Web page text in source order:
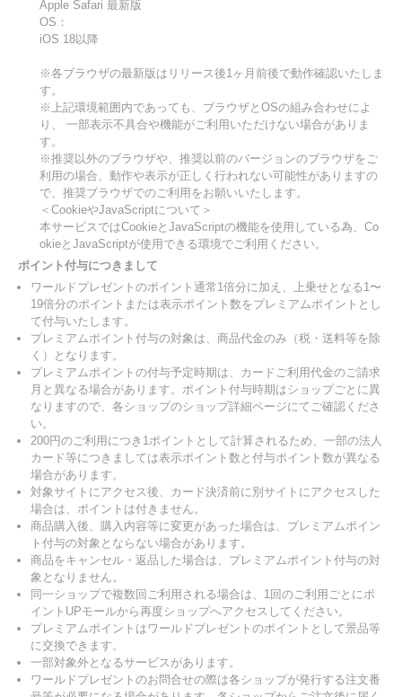
Apple Safari 最新版
OS：
iOS 18以降
※各ブラウザの最新版はリリース後1ヶ月前後で動作確認いたしま
す。
※上記環境範囲内であっても、ブラウザとOSの組み合わせによ
り、 一部表示不具合や機能がご利用いただけない場合がありま
す。
※推奨以外のブラウザや、推奨以前のバージョンのブラウザをご
利用の場合、動作や表示が正しく行われない可能性がありますの
で、推奨ブラウザでのご利用をお願いいたします。
＜CookieやJavaScriptについて＞
本サービスではCookieとJavaScriptの機能を使用している為、Co
okieとJavaScriptが使用できる環境でご利用ください。
ポイント付与につきまして
ワールドプレゼントのポイント通常1倍分に加え、上乗せとなる1〜
19倍分のポイントまたは表示ポイント数をプレミアムポイントとし
て付与いたします。
プレミアムポイント付与の対象は、商品代金のみ（税・送料等を除
く）となります。
プレミアムポイントの付与予定時期は、カードご利用代金のご請求
月と異なる場合があります。ポイント付与時期はショップごとに異
なりますので、各ショップのショップ詳細ページにてご確認くださ
い。
200円のご利用につき1ポイントとして計算されるため、一部の法人
カード等につきましては表示ポイント数と付与ポイント数が異なる
場合があります。
対象サイトにアクセス後、カード決済前に別サイトにアクセスした
場合は、ポイントは付きません。
商品購入後、購入内容等に変更があった場合は、プレミアムポイン
ト付与の対象とならない場合があります。
商品をキャンセル・返品した場合は、プレミアムポイント付与の対
象となりません。
同一ショップで複数回ご利用される場合は、1回のご利用ごとにポ
イントUPモールから再度ショップへアクセスしてください。
プレミアムポイントはワールドプレゼントのポイントとして景品等
に交換できます。
一部対象外となるサービスがあります。
ワールドプレゼントのお問合せの際は各ショップが発行する注文番